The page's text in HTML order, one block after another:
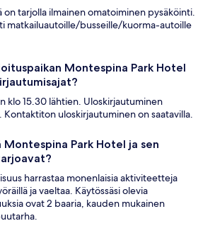
on tarjolla ilmainen omatoiminen pysäköinti.
matkailuautoille/busseille/kuorma-autoille
Montespina Park Hotel
klo 15.30 lähtien. Uloskirjautuminen
Kontaktiton uloskirjautuminen on saatavilla.
Park Hotel ja sen
harrastaa monenlaisia aktiviteetteja
ja vaeltaa. Käytössäsi olevia
ovat 2 baaria, kauden mukainen